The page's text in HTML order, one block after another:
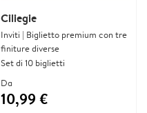
Ciliegie
Inviti | Biglietto premium con tre
finiture diverse
Set di 10 biglietti
Da
10,99 €